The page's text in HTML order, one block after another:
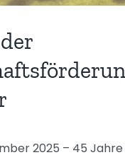
2025 – 45